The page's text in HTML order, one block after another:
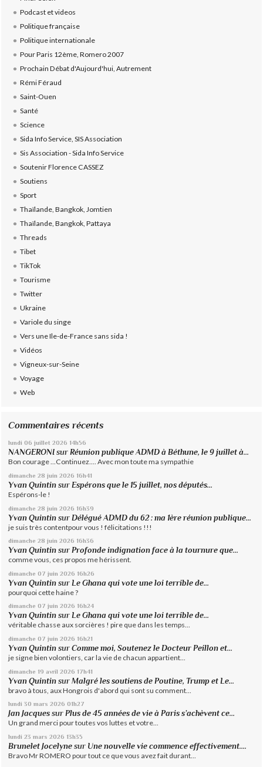
Podcast et videos
Politique française
Politique internationale
Pour Paris 12ème, Romero 2007
Prochain Débat d'Aujourd'hui, Autrement
Rémi Féraud
Saint-Ouen
Santé
Science
Sida Info Service, SIS Association
Sis Association - Sida Info Service
Soutenir Florence CASSEZ
Soutiens
Sport
Thaïlande, Bangkok, Jomtien
Thaïlande, Bangkok, Pattaya
Threads
Tibet
TikTok
Tourisme
Twitter
Ukraine
Variole du singe
Vers une Ile-de-France sans sida !
Vidéos
Vigneux-sur-Seine
Voyage
Web
Commentaires récents
lundi 06 juillet 2026 14h56
NANGERONI surRéunion publique ADMD à Béthune, le 9 juillet à...
Bon courage ...Continuez.... Avec mon toute ma sympathie
dimanche 28 juin 2026 16h41
Yvan Quintin surEspérons que le 15 juillet, nos députés...
Espérons-le !
dimanche 28 juin 2026 16h39
Yvan Quintin surDélégué ADMD du 62 : ma 1ère réunion publique...
je suis très contentpour vous ! félicitations !!!
dimanche 28 juin 2026 16h36
Yvan Quintin surProfonde indignation face à la tournure que...
comme vous, ces propos me hérissent.
dimanche 07 juin 2026 16h26
Yvan Quintin sur Le Ghana qui vote une loi terrible de...
pourquoi cette haine ?
dimanche 07 juin 2026 16h24
Yvan Quintin surLe Ghana qui vote une loi terrible de...
véritable chasse aux sorcières ! pire que dans les temps...
dimanche 07 juin 2026 16h21
Yvan Quintin surComme moi, Soutenez le Docteur Peillon et...
je signe bien volontiers, car la vie de chacun appartient...
dimanche 19 avril 2026 17h41
Yvan Quintin surMalgré les soutiens de Poutine, Trump et Le...
bravo à tous, aux Hongrois d'abord qui sont su comment...
lundi 30 mars 2026 01h27
Jan Jacques surPlus de 45 années de vie à Paris s’achèvent ce...
Un grand merci pour toutes vos luttes et votre...
lundi 23 mars 2026 13h35
Brunelet Jocelyne sur Une nouvelle vie commence effectivement....
Bravo Mr ROMERO pour tout ce que vous avez fait durant...